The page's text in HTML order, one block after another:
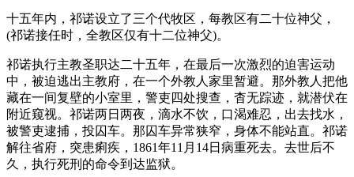
十五年内，祁诺设立了三个代牧区，每教区有二十位神父，
(祁诺接任时，全教区仅有十二位神父)。
祁诺执行主教圣职达二十五年，在最后一次激烈的迫害运动
中，被迫逃出主教府，在一个外教人家里暂避。那外教人把他
藏在一间复壁的小室里，警吏四处搜查，杳无踪迹，就潜伏在
附近窥视。祁诺两日两夜，滴水不饮，口渴难忍，出去找水，
被警吏逮捕，投囚车。那囚车异常狭窄，身体不能站直。祁诺
解往省府，突患痢疾，1861年11月14日病重死去。去世后不
久，执行死刑的命令到达监狱。